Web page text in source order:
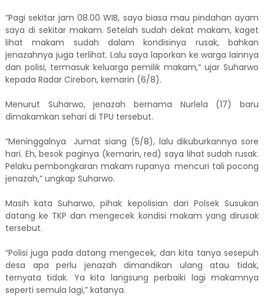
“Pagi sekitar jam 08.00 WIB, saya biasa mau pindahan ayam
saya di sekitar makam. Setelah sudah dekat makam, kaget
lihat makam sudah dalam kondisinya rusak, bahkan
jenazahnya juga terlihat. Lalu saya laporkan ke warga lainnya
dan polisi, termasuk keluarga pemilik makam,” ujar Suharwo
kepada Radar Cirebon, kemarin (6/8).
Menurut Suharwo, jenazah bernama Nurlela (17) baru
dimakamkan sehari di TPU tersebut.
“Meninggalnya Jumat siang (5/8), lalu dikuburkannya sore
hari. Eh, besok paginya (kemarin, red) saya lihat sudah rusak.
Pelaku pembongkaran makam rupanya mencuri tali pocong
jenazah,” ungkap Suharwo.
Masih kata Suharwo, pihak kepolisian dari Polsek Susukan
datang ke TKP dan mengecek kondisi makam yang dirusak
tersebut.
“Polisi juga pada datang mengecek, dan kita tanya sesepuh
desa apa perlu jenazah dimandikan ulang atau tidak,
ternyata tidak. Ya kita langsung perbaiki lagi makamnya
seperti semula lagi,” katanya.